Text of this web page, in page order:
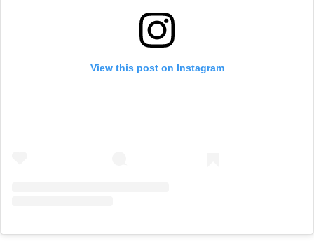
View this post on Instagram